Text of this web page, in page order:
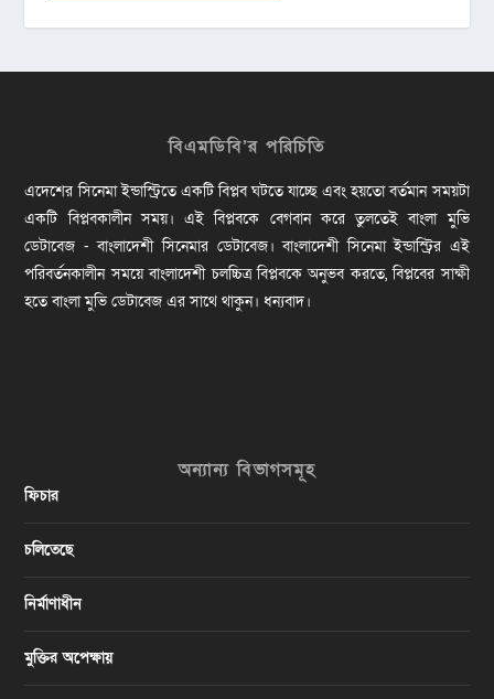
বিএমডিবি’র পরিচিতি
এদেশের সিনেমা ইন্ডাস্ট্রিতে একটি বিপ্লব ঘটতে যাচ্ছে এবং হয়তো বর্তমান সময়টা
একটি বিপ্লবকালীন সময়। এই বিপ্লবকে বেগবান করে তুলতেই বাংলা মুভি
ডেটাবেজ - বাংলাদেশী সিনেমার ডেটাবেজ। বাংলাদেশী সিনেমা ইন্ডাস্ট্রির এই
পরিবর্তনকালীন সময়ে বাংলাদেশী চলচ্চিত্র বিপ্লবকে অনুভব করতে, বিপ্লবের সাক্ষী
হতে বাংলা মুভি ডেটাবেজ এর সাথে থাকুন। ধন্যবাদ।
অন্যান্য বিভাগসমূহ
ফিচার
চলিতেছে
নির্মাণাধীন
মুক্তির অপেক্ষায়